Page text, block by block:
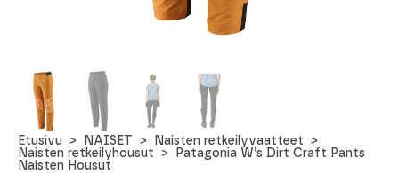
Etusivu NAISET
Naisten retkeilyvaatteet
Naisten retkeilyhousut
Patagonia W’s Dirt Craft Pants
Naisten Housut